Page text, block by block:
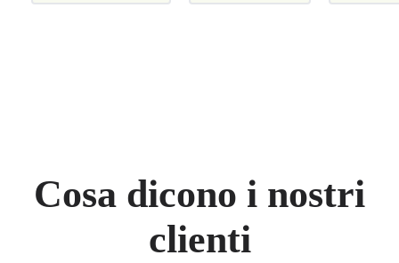
Cosa dicono i nostri
clienti